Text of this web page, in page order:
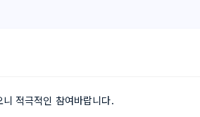
적극적인 참여바랍니다.